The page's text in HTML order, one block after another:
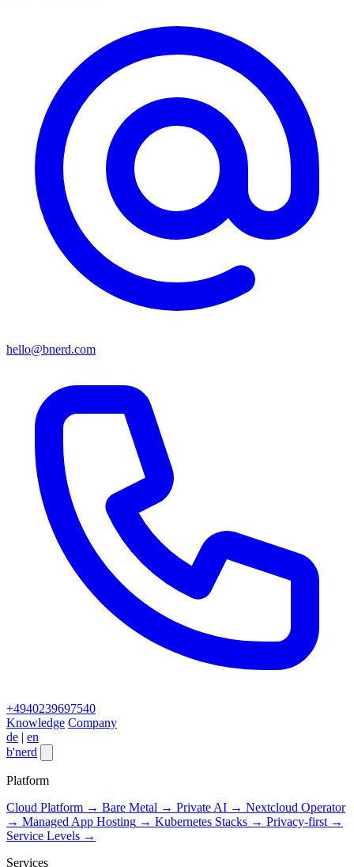
hello@bnerd.com
+4940239697540
Knowledge Company
de | en
b'nerd
Platform
Cloud Platform → Bare Metal → Private AI → Nextcloud Operator
→ Managed App Hosting → Kubernetes Stacks → Privacy-first →
Service Levels →
Services